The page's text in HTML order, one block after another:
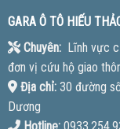
GARA Ô TÔ HIẾU
Chuyên:Lĩnh vực
đơn vị cứu hộ giao
Địa chỉ:30 đường
Dương
Hotline: